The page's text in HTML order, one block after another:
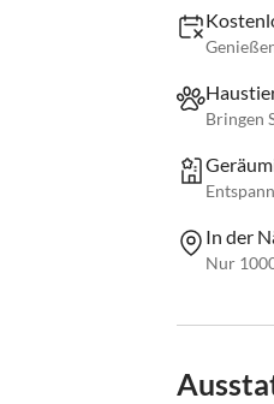
Bringen
In der
Nur